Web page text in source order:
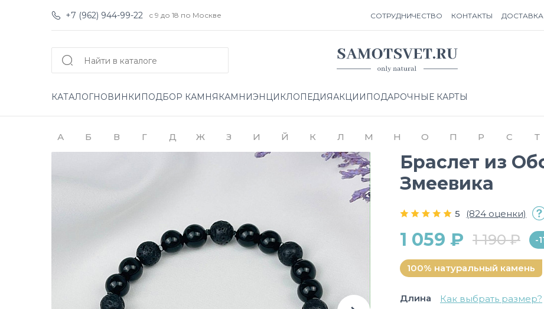
+7 (962) 944-99-22 с 9 до 18 по Москве СОТРУДНИЧЕСТВО КОНТАКТЫ
КАТАЛОГНОВИНКИ ПОДБОР КАМНЯ КАМНИЭНЦИКЛОПЕДИЯАКЦИИ ПОДАРОЧНЫЕ КАРТЫ
А Б В Г Д Ж З И Й К Л М Н О П Р С Т
Браслет из
Змеевика
5 (824 оценки)
1 059 ₽ 1 190 ₽ -
100% натуральный камень
Длина Как выбрать размер?